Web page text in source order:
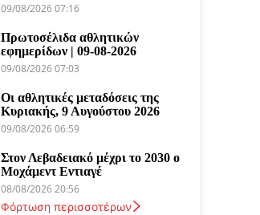
09/08/2026 07:16
Πρωτοσέλιδα αθλητικών
εφημερίδων | 09-08-2026
09/08/2026 07:03
Οι αθλητικές μεταδόσεις της
Κυριακής, 9 Αυγούστου 2026
09/08/2026 06:59
Στον Λεβαδειακό μέχρι το 2030 ο
Μοχάμεντ Εντιαγέ
08/08/2026 20:56
Φόρτωση περισσοτέρων